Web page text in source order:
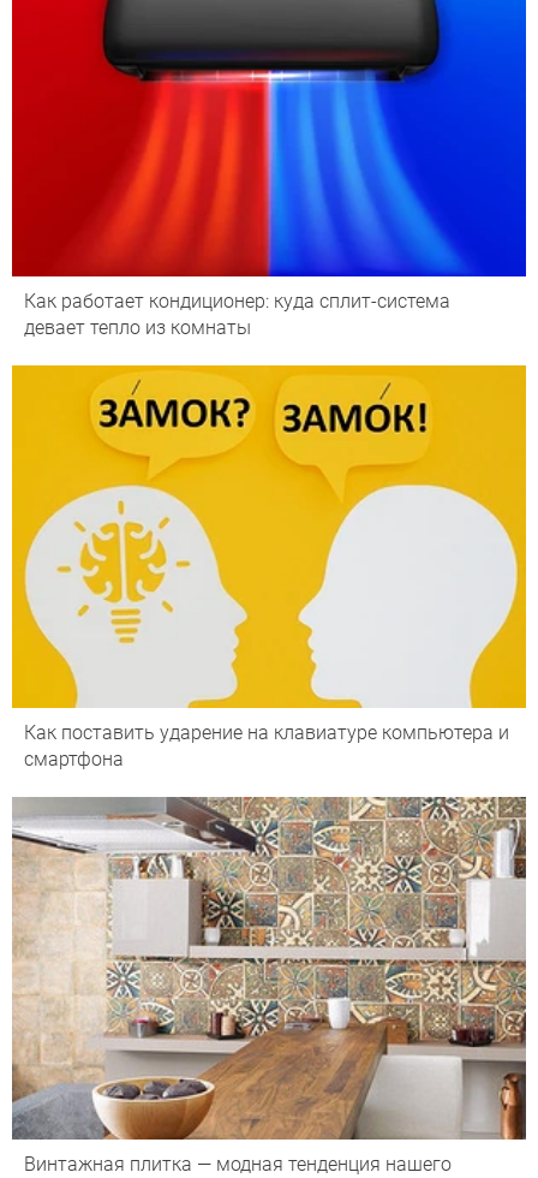
Как работает кондиционер: куда сплит-система
девает тепло из комнаты
Как поставить ударение на клавиатуре компьютера и
смартфона
Винтажная плитка — модная тенденция нашего